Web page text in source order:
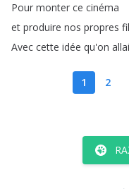
Pour monter ce cinéma
et produire nos propres
Avec cette idée qu'on
1 2